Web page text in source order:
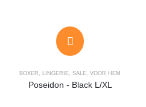
BOXER LINGERIE SALE VOOR HEM
Poseidon - Black L/XL